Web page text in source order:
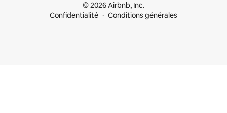
© 2026 Airbnb, Inc.
Confidentialité
Conditions générales